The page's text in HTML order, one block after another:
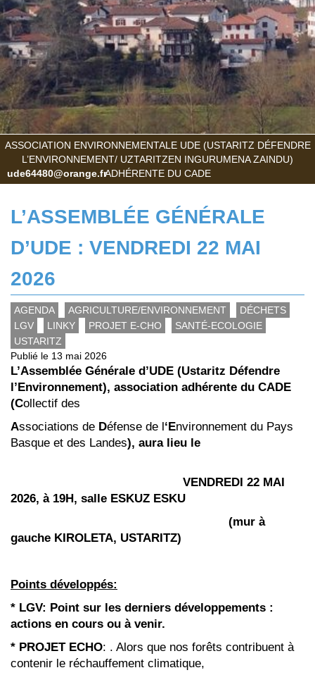
ASSOCIATION ENVIRONNEMENTALE UDE (USTARITZ DÉFENDRE
L’ENVIRONNEMENT/ UZTARITZEN INGURUMENA ZAINDU)
ADHÉRENTE DU CADE
ude64480@orange.fr
L’ASSEMBLÉE GÉNÉRALE
D’UDE : VENDREDI 22 MAI
2026
AGENDA AGRICULTURE/ENVIRONNEMENT
DÉCHETS
LGV
LINKY PROJET E-CHO
SANTÉ-ECOLOGIE
USTARITZ
Publié le 13 mai 2026
L’Assemblée Générale d’UDE (Ustaritz Défendre
l’Environnement), association adhérente du CADE
(Collectif des
Associations de Défense de l‘Environnement du Pays
Basque et des Landes), aura lieu le
VENDREDI 22 MAI
2026, à 19H, salle ESKUZ ESKU
(mur à
gauche KIROLETA, USTARITZ)
Points développés:
* LGV: Point sur les derniers développements :
actions en cours ou à venir.
* PROJET ECHO: . Alors que nos forêts contribuent à
contenir le réchauffement climatique,